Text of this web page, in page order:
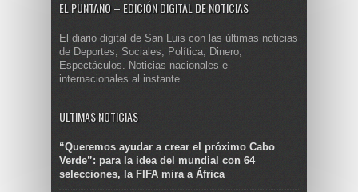
EL PUNTANO – EDICIÓN DIGITAL DE NOTICIAS
El diario digital de San Luis con las últimas noticias
de Deportes, Sociales, Política, Dinero,
Espectáculos. Noticias nacionales e
internacionales al instante.
ULTIMAS NOTICIAS
“Queremos ayudar a crear el próximo Cabo
Verde”: para la idea del mundial con 64
selecciones, la FIFA mira a África